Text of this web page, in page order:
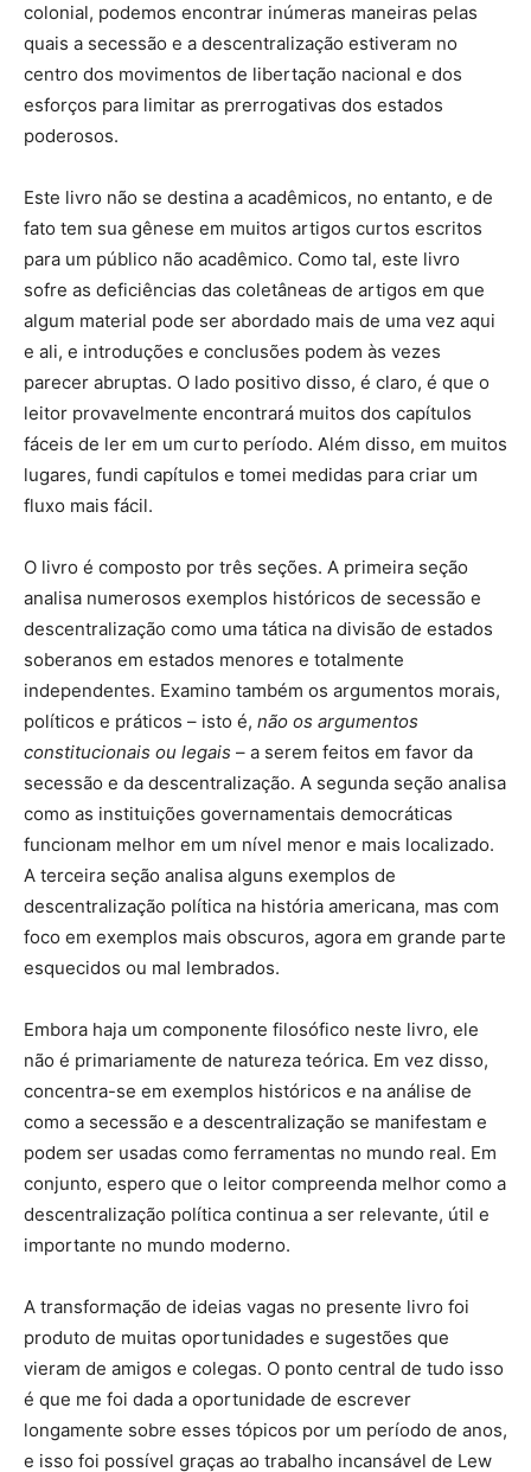
colonial, podemos encontrar inúmeras maneiras pelas
quais a secessão e a descentralização estiveram no
centro dos movimentos de libertação nacional e dos
esforços para limitar as prerrogativas dos estados
poderosos.
Este livro não se destina a acadêmicos, no entanto, e de
fato tem sua gênese em muitos artigos curtos escritos
para um público não acadêmico. Como tal, este livro
sofre as deficiências das coletâneas de artigos em que
algum material pode ser abordado mais de uma vez aqui
e ali, e introduções e conclusões podem às vezes
parecer abruptas. O lado positivo disso, é claro, é que o
leitor provavelmente encontrará muitos dos capítulos
fáceis de ler em um curto período. Além disso, em muitos
lugares, fundi capítulos e tomei medidas para criar um
fluxo mais fácil.
O livro é composto por três seções. A primeira seção
analisa numerosos exemplos históricos de secessão e
descentralização como uma tática na divisão de estados
soberanos em estados menores e totalmente
independentes. Examino também os argumentos morais,
políticos e práticos – isto é, não os argumentos
constitucionais ou legais – a serem feitos em favor da
secessão e da descentralização. A segunda seção analisa
como as instituições governamentais democráticas
funcionam melhor em um nível menor e mais localizado.
A terceira seção analisa alguns exemplos de
descentralização política na história americana, mas com
foco em exemplos mais obscuros, agora em grande parte
esquecidos ou mal lembrados.
Embora haja um componente filosófico neste livro, ele
não é primariamente de natureza teórica. Em vez disso,
concentra-se em exemplos históricos e na análise de
como a secessão e a descentralização se manifestam e
podem ser usadas como ferramentas no mundo real. Em
conjunto, espero que o leitor compreenda melhor como a
descentralização política continua a ser relevante, útil e
importante no mundo moderno.
A transformação de ideias vagas no presente livro foi
produto de muitas oportunidades e sugestões que
vieram de amigos e colegas. O ponto central de tudo isso
é que me foi dada a oportunidade de escrever
longamente sobre esses tópicos por um período de anos,
e isso foi possível graças ao trabalho incansável de Lew